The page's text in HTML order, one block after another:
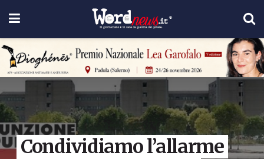
Condividiamo l’allarme